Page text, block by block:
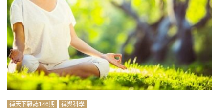
禪天下雜誌146期 禪與科學